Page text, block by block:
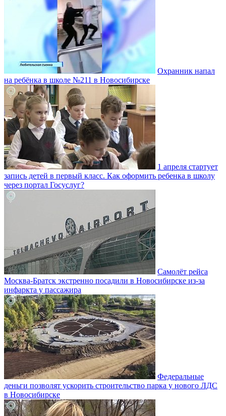
Охранник напал
на ребёнка в школе №211 в Новосибирске
1 апреля стартует
запись детей в первый класс. Как оформить ребенка в школу
через портал Госуслуг?
Самолёт рейса
Москва-Братск экстренно посадили в Новосибирске из-за
инфаркта у пассажира
Федеральные
деньги позволят ускорить строительство парка у нового ЛДС
в Новосибирске